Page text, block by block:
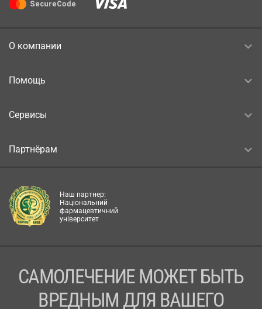
О компании
Помощь
Сервисы
Партнёрам
Наш партнер:
Національний
фармацевтичний
університет
САМОЛЕЧЕНИЕ МОЖЕТ БЫТЬ
ВРЕДНЫМ ДЛЯ ВАШЕГО